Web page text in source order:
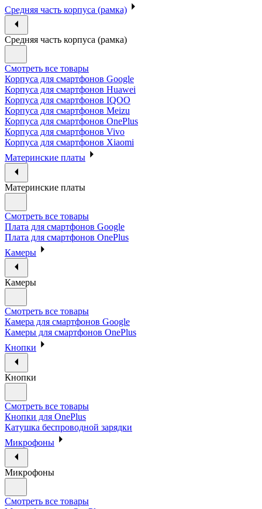
Средняя часть корпуса (рамка)
Средняя часть корпуса (рамка)
Смотреть все товары
Корпуса для смартфонов Google
Корпуса для смартфонов Huawei
Корпуса для смартфонов IQOO
Корпуса для смартфонов Meizu
Корпуса для смартфонов OnePlus
Корпуса для смартфонов Vivo
Корпуса для смартфонов Xiaomi
Материнские платы
Материнские платы
Смотреть все товары
Плата для смартфонов Google
Плата для смартфонов OnePlus
Камеры
Камеры
Смотреть все товары
Камера для смартфонов Google
Камеры для смартфонов OnePlus
Кнопки
Кнопки
Смотреть все товары
Кнопки для OnePlus
Катушка беспроводной зарядки
Микрофоны
Микрофоны
Смотреть все товары